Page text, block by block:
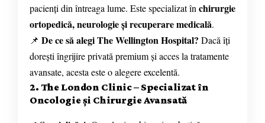
pacienți din întreaga lume. Este specializat în chirurgie
ortopedică, neurologie și recuperare medicală.
📌 De ce să alegi The Wellington Hospital? Dacă îți
dorești îngrijire privată premium și acces la tratamente
avansate, acesta este o alegere excelentă.
2. The London Clinic – Specializat în
Oncologie și Chirurgie Avansată